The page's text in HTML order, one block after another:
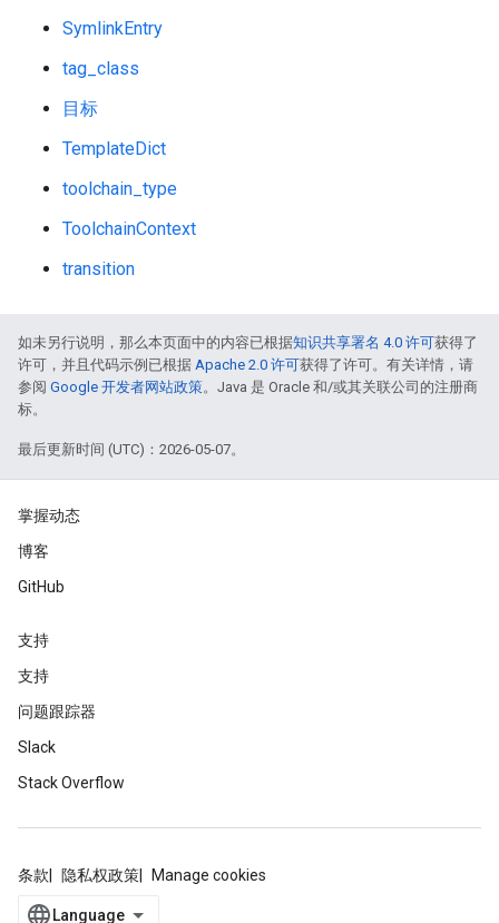
SymlinkEntry
tag_class
目标
TemplateDict
toolchain_type
ToolchainContext
transition
如未另行说明，那么本页面中的内容已根据知识共享署名 4.0 许可获得了
许可，并且代码示例已根据 Apache 2.0 许可获得了许可。有关详情，请
参阅 Google 开发者网站政策。Java 是 Oracle 和/或其关联公司的注册商
标。
最后更新时间 (UTC)：2026-05-07。
掌握动态
博客
GitHub
支持
支持
问题跟踪器
Slack
Stack Overflow
条款 隐私权政策 Manage cookies